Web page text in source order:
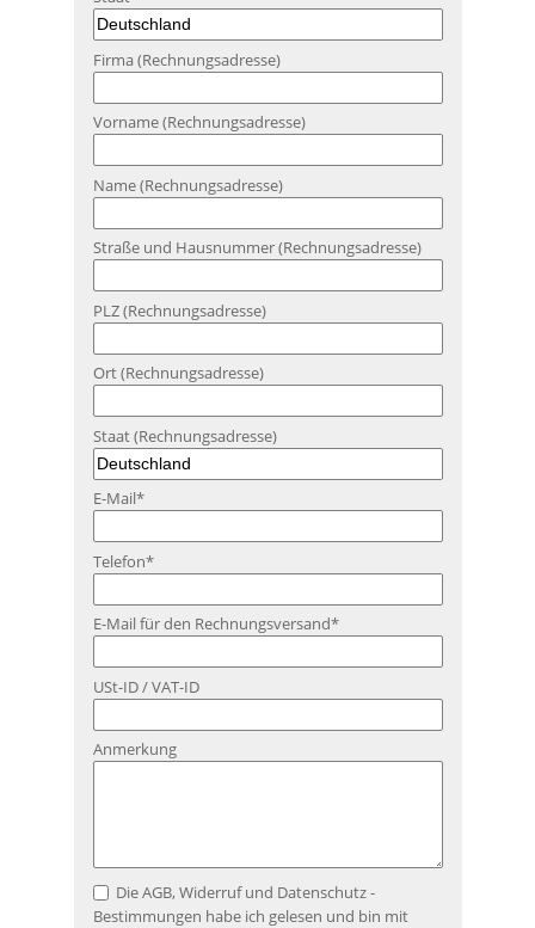
Firma (Rechnungsadresse)
Vorname (Rechnungsadresse)
Name (Rechnungsadresse)
Straße und Hausnummer (Rechnungsadresse)
PLZ (Rechnungsadresse)
Ort (Rechnungsadresse)
Staat (Rechnungsadresse)
E-Mail*
Telefon*
E-Mail für den Rechnungsversand*
USt-ID / VAT-ID
Anmerkung
Die AGB, Widerruf und Datenschutz -
Bestimmungen habe ich gelesen und bin mit